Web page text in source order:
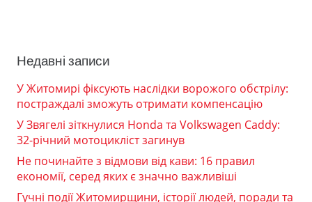
Недавні записи
У Житомирі фіксують наслідки ворожого обстрілу:
постраждалі зможуть отримати компенсацію
У Звягелі зіткнулися Honda та Volkswagen Caddy:
32-річний мотоцикліст загинув
Не починайте з відмови від кави: 16 правил
економії, серед яких є значно важливіші
Гучні події Житомирщини, історії людей, поради та